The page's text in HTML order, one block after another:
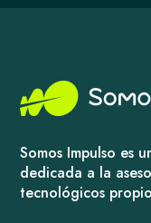
Somos Impulso es
dedicada a la
tecnológicos